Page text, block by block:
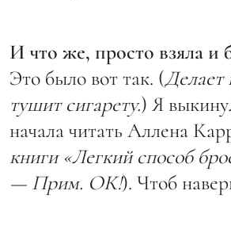
И что же, просто взяла и
Это было вот так. (Делает
тушит сигарету.) Я
начала читать Аллена
книги «Легкий способ
— Прим. ОК!). Чтоб